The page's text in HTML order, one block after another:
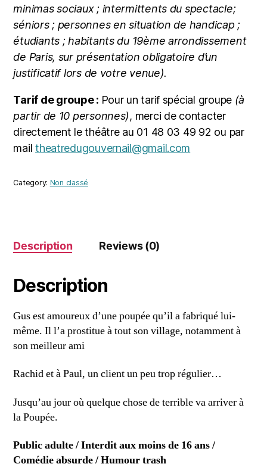
minimas sociaux ; intermittents du spectacle;
séniors ; personnes en situation de handicap ;
étudiants ; habitants du 19ème arrondissement
de Paris, sur présentation obligatoire d’un
justificatif lors de votre venue).
Tarif de groupe : Pour un tarif spécial groupe (à
partir de 10 personnes), merci de contacter
directement le théâtre au 01 48 03 49 92 ou par
mailtheatredugouvernail@gmail.com
Category: Non classé
Description Reviews (0)
Description
Gus est amoureux d’une poupée qu’il a fabriqué lui-
même. Il l’a prostitue à tout son village, notamment à
son meilleur ami
Rachid et à Paul, un client un peu trop régulier…
Jusqu’au jour où quelque chose de terrible va arriver à
la Poupée.
Public adulte / Interdit aux moins de 16 ans /
Comédie absurde / Humour trash